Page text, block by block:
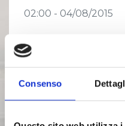
Consenso
02:00 - 04/08/2015
Avviso di
Relazione
al 30 giugno